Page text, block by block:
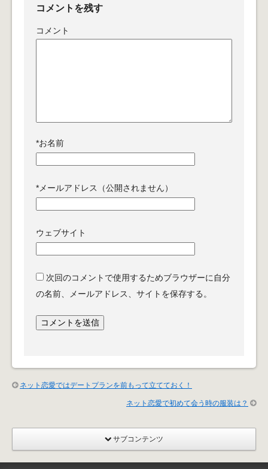
コメントを残す
コメント
*お名前
*メールアドレス（公開されません）
ウェブサイト
次回のコメントで使用するためブラウザーに自分
の名前、メールアドレス、サイトを保存する。
ネット恋愛ではデートプランを前もって立てておく！
ネット恋愛で初めて会う時の服装は？
サブコンテンツ